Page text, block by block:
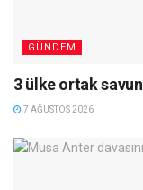
GÜNDEM
3 ülke ortak
7 AĞUSTOS 2026